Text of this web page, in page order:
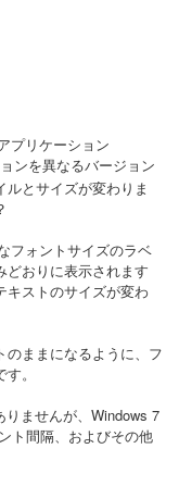
プリケーション
ンを異なるバージョン
とサイズが変わりま
フォントサイズのラベ
どおりに表示されます
キストのサイズが変わ
のままになるように、フ
。
ませんが、Windows 7
ト間隔、およびその他